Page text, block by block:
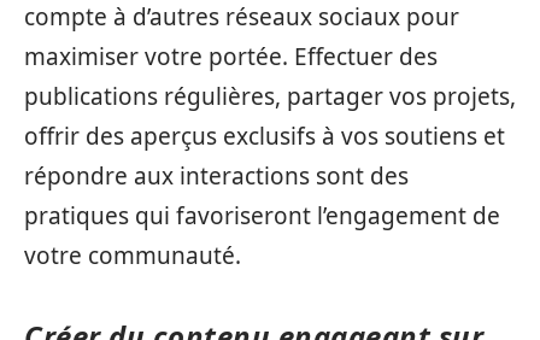
compte à d’autres réseaux sociaux pour
maximiser votre portée. Effectuer des
publications régulières, partager vos projets,
offrir des aperçus exclusifs à vos soutiens et
répondre aux interactions sont des
pratiques qui favoriseront l’engagement de
votre communauté.